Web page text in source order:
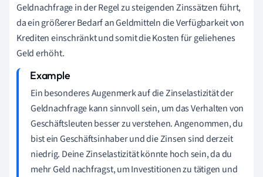
Geldnachfrage in der Regel zu steigenden Zinssätzen führt,
da ein größerer Bedarf an Geldmitteln die Verfügbarkeit von
Krediten einschränkt und somit die Kosten für geliehenes
Geld erhöht.
Ein besonderes Augenmerk auf die Zinselastizität der
Geldnachfrage kann sinnvoll sein, um das Verhalten von
Geschäftsleuten besser zu verstehen. Angenommen, du
bist ein Geschäftsinhaber und die Zinsen sind derzeit
niedrig. Deine Zinselastizität könnte hoch sein, da du
mehr Geld nachfragst, um Investitionen zu tätigen und